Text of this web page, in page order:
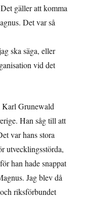
gäller att komma
Det var så
ska säga, eller
vid det
Karl Grunewald
Han såg till att
var hans stora
utvecklingsstörda,
han hade snappat
Jag blev då
riksförbundet